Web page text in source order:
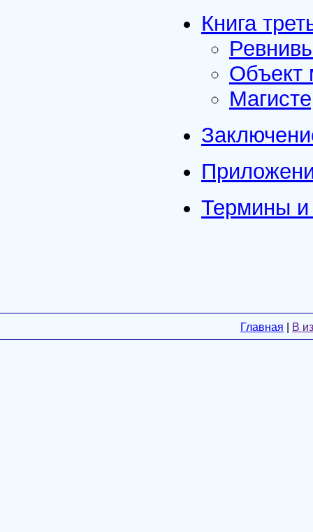
Книга
Объект
Термины и
Главная В